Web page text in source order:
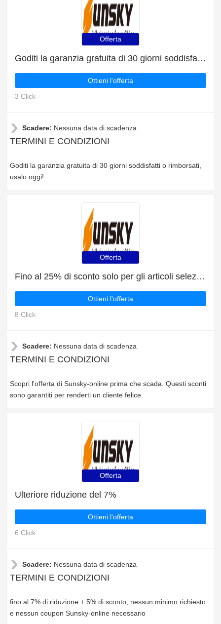
Offerta
Goditi la garanzia gratuita di 30 giorni soddisfatti o rimborsati
Ottieni l'offerta
3 Click
Scadere: Nessuna data di scadenza
TERMINI E CONDIZIONI
Goditi la garanzia gratuita di 30 giorni soddisfatti o rimborsati,
usalo oggi!
Offerta
Fino al 25% di sconto solo per gli articoli selezionati
Ottieni l'offerta
8 Click
Scadere: Nessuna data di scadenza
TERMINI E CONDIZIONI
Scopri l'offerta di Sunsky-online prima che scada. Questi sconti
sono garantiti per renderti un cliente felice
Offerta
Ulteriore riduzione del 7%
Ottieni l'offerta
6 Click
Scadere: Nessuna data di scadenza
TERMINI E CONDIZIONI
fino al 7% di riduzione + 5% di sconto, nessun minimo richiesto
e nessun coupon Sunsky-online necessario